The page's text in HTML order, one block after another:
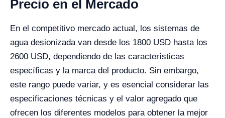
Precio en el Mercado
En el competitivo mercado actual, los sistemas de
agua desionizada van desde los 1800 USD hasta los
2600 USD, dependiendo de las características
específicas y la marca del producto. Sin embargo,
este rango puede variar, y es esencial considerar las
especificaciones técnicas y el valor agregado que
ofrecen los diferentes modelos para obtener la mejor